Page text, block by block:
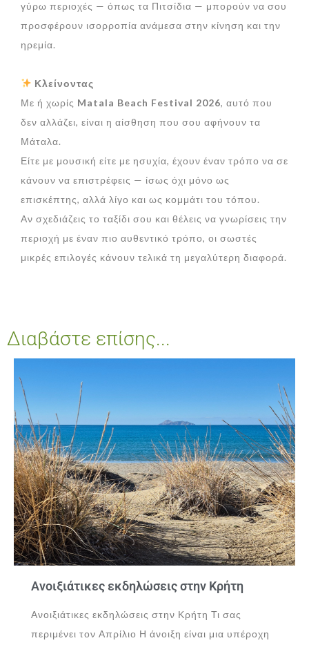
γύρω περιοχές — όπως τα Πιτσίδια — μπορούν να σου
προσφέρουν ισορροπία ανάμεσα στην κίνηση και την
ηρεμία.
Κλείνοντας
Με ή χωρίς Matala Beach Festival 2026, αυτό που
δεν αλλάζει, είναι η αίσθηση που σου αφήνουν τα
Μάταλα.
Είτε με μουσική είτε με ησυχία, έχουν έναν τρόπο να σε
κάνουν να επιστρέφεις — ίσως όχι μόνο ως
επισκέπτης, αλλά λίγο και ως κομμάτι του τόπου.
Αν σχεδιάζεις το ταξίδι σου και θέλεις να γνωρίσεις την
περιοχή με έναν πιο αυθεντικό τρόπο, οι σωστές
μικρές επιλογές κάνουν τελικά τη μεγαλύτερη διαφορά.
Διαβάστε επίσης...
Ανοιξιάτικες εκδηλώσεις στην Κρήτη
Ανοιξιάτικες εκδηλώσεις στην Κρήτη Τι σας
περιμένει τον Απρίλιο Η άνοιξη είναι μια υπέροχη